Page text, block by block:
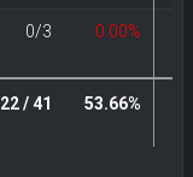
0/3 0.00%
22 / 41 53.66%